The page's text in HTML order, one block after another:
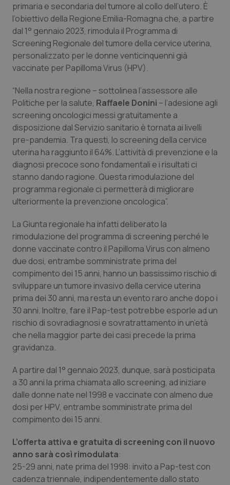
Basilicata
Calabria
Campania
Emilia-Romagna
Friuli Venezia Giulia
Lazio
Liguria
Lombardia
Marche
Molise
Piemonte
Provincia Autonoma di Bolzano
Provincia Autonoma di Trento
Sardegna
Sicilia
Toscana
Umbria
Artrite & artrosi
Asma & BPCO
Car-T
Colesterolo & coronaropatie
Dermatite Atopica
Diabete & glucometri
Disturbi dell’umore
Dolore
Donna & Salute
Epatiti
HIV
Infezioni & Febbre
Ipertensione & Scompenso
Malattia di Crohn & Rettocolite Ulcerosa
Neuroscienze & patologie neurodegenerative
Obesità
Oftalmologia
QS Club Newsletter
primaria e secondaria del tumore al collo dell’utero. È
l’obiettivo della Regione Emilia-Romagna che, a partire
dal 1° gennaio 2023, rimodula il Programma di
Screening Regionale del tumore della cervice uterina,
personalizzato per le donne venticinquenni già
vaccinate per Papilloma Virus (HPV).
“Nella nostra regione – sottolinea l’assessore alle
Politiche per la salute, Raffaele Donini – l’adesione agli
screening oncologici messi gratuitamente a
disposizione dal Servizio sanitario è tornata ai livelli
pre-pandemia. Tra questi, lo screening della cervice
uterina ha raggiunto il 64%. L’attività di prevenzione e la
diagnosi precoce sono fondamentali e i risultati ci
stanno dando ragione. Questa rimodulazione del
programma regionale ci permetterà di migliorare
ulteriormente la prevenzione oncologica”.
La Giunta regionale ha infatti deliberato la
rimodulazione del programma di screening perché le
donne vaccinate contro il Papilloma Virus con almeno
due dosi, entrambe somministrate prima del
compimento dei 15 anni, hanno un bassissimo rischio di
sviluppare un tumore invasivo della cervice uterina
prima dei 30 anni, ma resta un evento raro anche dopo i
30 anni. Inoltre, fare il Pap-test potrebbe esporle ad un
rischio di sovradiagnosi e sovratrattamento in un’età
che nella maggior parte dei casi precede la prima
gravidanza.
A partire dal 1° gennaio 2023, dunque, sarà posticipata
a 30 anni la prima chiamata allo screening, ad iniziare
dalle donne nate nel 1998 e vaccinate con almeno due
dosi per HPV, entrambe somministrate prima del
compimento dei 15 anni.
L’offerta attiva e gratuita di screening con il nuovo
anno sarà così rimodulata:
25-29 anni, nate prima del 1998: invito a Pap-test con
cadenza triennale, indipendentemente dallo stato